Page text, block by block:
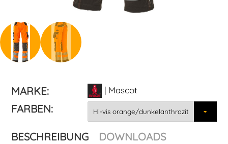
MARKE: | Mascot
FARBEN:
BESCHREIBUNG DOWNLOADS